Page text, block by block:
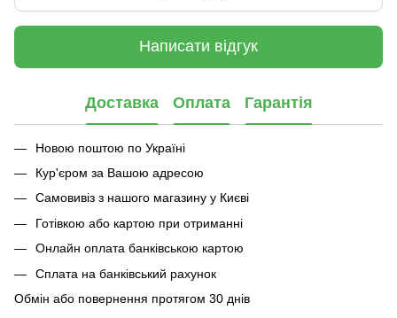
Написати відгук
Доставка Оплата Гарантія
Новою поштою по Україні
Кур'єром за Вашою адресою
Самовивіз з нашого магазину у Києві
Готівкою або картою при отриманні
Онлайн оплата банківською картою
Сплата на банківський рахунок
Обмін або повернення протягом 30 днів